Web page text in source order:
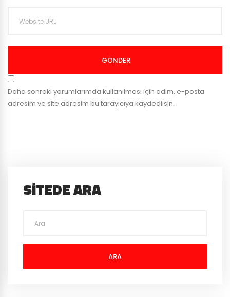
GÖNDER
Daha sonraki yorumlarımda kullanılması için adım, e-posta
adresim ve site adresim bu tarayıcıya kaydedilsin.
SITEDE ARA
ARA